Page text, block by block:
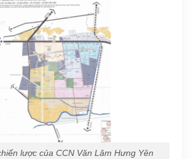
lược của CCN Văn Lâm Hưng Yên